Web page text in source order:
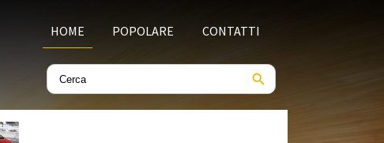
HOME POPOLARE CONTATTI